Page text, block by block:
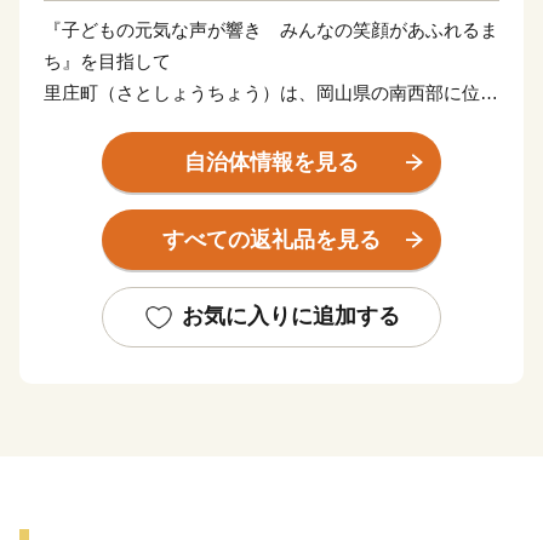
『子どもの元気な声が響き みんなの笑顔があふれるま
ち』を目指して
里庄町（さとしょうちょう）は、岡山県の南西部に位置
瀬戸内海特有の温暖な気候と豊かな自然に恵まれ、四季
折々に町を彩る花々が、訪れる人の心を和ませていま
中でも教育、文化の振興に積極的に取り組み、町内には
ています。
コンパクトな町だからこそできる魅力あるまちづくりを
自治体情報を見る
すべての返礼品を見る
お気に入りに追加する